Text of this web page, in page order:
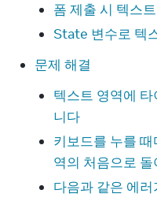
폼 제출 시 텍스
State 변수로 텍
문제 해결
텍스트 영역에
니다
키보드를 누를
역의 처음으로
다음과 같은 에